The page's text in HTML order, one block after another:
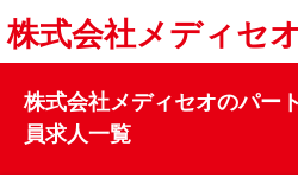
株式会社メディセオ
株式会社メディセオのパー
員求人一覧